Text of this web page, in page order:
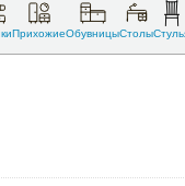
ПрихожиеОбувницыСтолы